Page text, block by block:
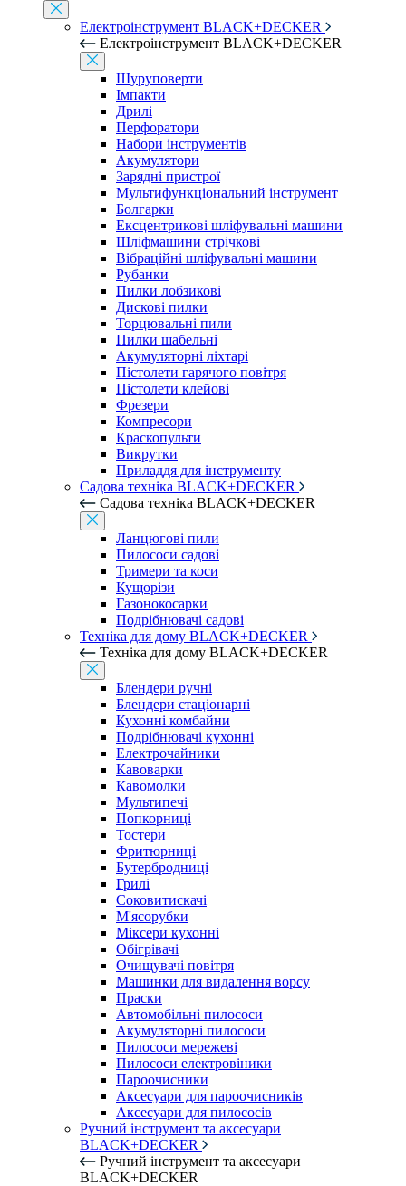
Електроінструмент BLACK+DECKER
Електроінструмент BLACK+DECKER
Шуруповерти
Імпакти
Дрилі
Перфоратори
Набори інструментів
Акумулятори
Зарядні пристрої
Мультифункціональний інструмент
Болгарки
Ексцентрикові шліфувальні машини
Шліфмашини стрічкові
Вібраційні шліфувальні машини
Рубанки
Пилки лобзикові
Дискові пилки
Торцювальні пили
Пилки шабельні
Акумуляторні ліхтарі
Пістолети гарячого повітря
Пістолети клейові
Фрезери
Компресори
Краскопульти
Викрутки
Приладдя для інструменту
Садова техніка BLACK+DECKER
Садова техніка BLACK+DECKER
Ланцюгові пили
Пилососи садові
Тримери та коси
Кущорізи
Газонокосарки
Подрібнювачі садові
Техніка для дому BLACK+DECKER
Техніка для дому BLACK+DECKER
Блендери ручні
Блендери стаціонарні
Кухонні комбайни
Подрібнювачі кухонні
Електрочайники
Кавоварки
Кавомолки
Мультипечі
Попкорниці
Тостери
Фритюрниці
Бутербродниці
Грилі
Соковитискачі
М'ясорубки
Міксери кухонні
Обігрівачі
Очищувачі повітря
Машинки для видалення ворсу
Праски
Автомобільні пилососи
Акумуляторні пилососи
Пилососи мережеві
Пилососи електровіники
Пароочисники
Аксесуари для пароочисників
Аксесуари для пилососів
Ручний інструмент та аксесуари
BLACK+DECKER
Ручний інструмент та аксесуари
BLACK+DECKER